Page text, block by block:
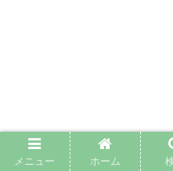
メニュー ホーム